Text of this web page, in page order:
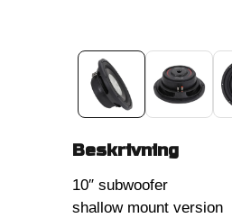
Beskrivning
10″ subwoofer
shallow mount version